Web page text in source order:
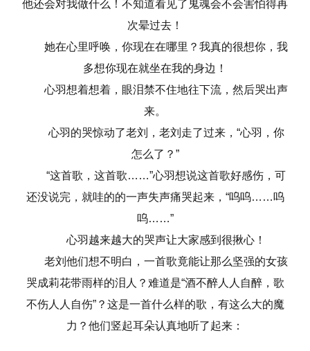
他还会对我做什么！不知道看见了鬼魂会不会害怕得再
次晕过去！
她在心里呼唤，你现在在哪里？我真的很想你，我
多想你现在就坐在我的身边！
心羽想着想着，眼泪禁不住地往下流，然后哭出声
来。
心羽的哭惊动了老刘，老刘走了过来，“心羽，你
怎么了？”
“这首歌，这首歌……”心羽想说这首歌好感伤，可
还没说完，就哇的的一声失声痛哭起来，“呜呜……呜
呜……”
心羽越来越大的哭声让大家感到很揪心！
老刘他们想不明白，一首歌竟能让那么坚强的女孩
哭成莉花带雨样的泪人？难道是“酒不醉人人自醉，歌
不伤人人自伤”？这是一首什么样的歌，有这么大的魔
力？他们竖起耳朵认真地听了起来：